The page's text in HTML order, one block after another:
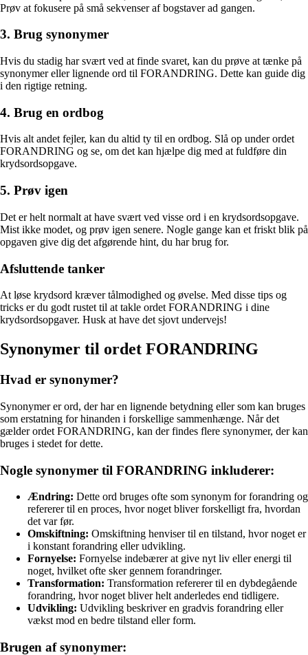
Prøv at fokusere på små sekvenser af bogstaver ad gangen.
3. Brug synonymer
Hvis du stadig har svært ved at finde svaret, kan du prøve at tænke på
synonymer eller lignende ord til FORANDRING. Dette kan guide dig
i den rigtige retning.
4. Brug en ordbog
Hvis alt andet fejler, kan du altid ty til en ordbog. Slå op under ordet
FORANDRING og se, om det kan hjælpe dig med at fuldføre din
krydsordsopgave.
5. Prøv igen
Det er helt normalt at have svært ved visse ord i en krydsordsopgave.
Mist ikke modet, og prøv igen senere. Nogle gange kan et friskt blik på
opgaven give dig det afgørende hint, du har brug for.
Afsluttende tanker
At løse krydsord kræver tålmodighed og øvelse. Med disse tips og
tricks er du godt rustet til at takle ordet FORANDRING i dine
krydsordsopgaver. Husk at have det sjovt undervejs!
Synonymer til ordet FORANDRING
Hvad er synonymer?
Synonymer er ord, der har en lignende betydning eller som kan bruges
som erstatning for hinanden i forskellige sammenhænge. Når det
gælder ordet FORANDRING, kan der findes flere synonymer, der kan
bruges i stedet for dette.
Nogle synonymer til FORANDRING inkluderer:
Ændring: Dette ord bruges ofte som synonym for forandring og
refererer til en proces, hvor noget bliver forskelligt fra, hvordan
det var før.
Omskiftning: Omskiftning henviser til en tilstand, hvor noget er
i konstant forandring eller udvikling.
Fornyelse: Fornyelse indebærer at give nyt liv eller energi til
noget, hvilket ofte sker gennem forandringer.
Transformation: Transformation refererer til en dybdegående
forandring, hvor noget bliver helt anderledes end tidligere.
Udvikling: Udvikling beskriver en gradvis forandring eller
vækst mod en bedre tilstand eller form.
Brugen af synonymer: